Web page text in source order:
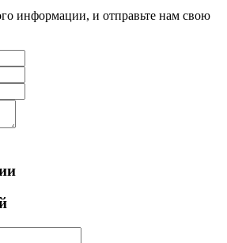
информации, и отправьте нам свою